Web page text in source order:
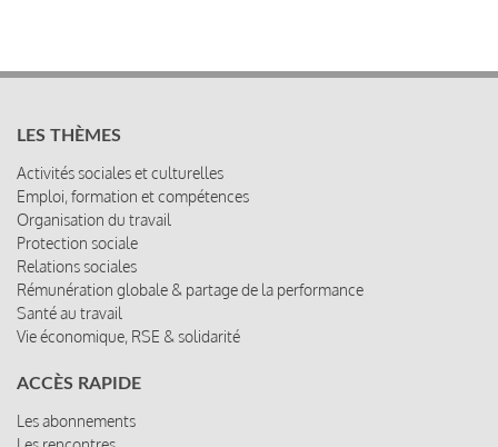
LES THÈMES
Activités sociales et culturelles
Emploi, formation et compétences
Organisation du travail
Protection sociale
Relations sociales
Rémunération globale & partage de la performance
Santé au travail
Vie économique, RSE & solidarité
ACCÈS RAPIDE
Les rencontres